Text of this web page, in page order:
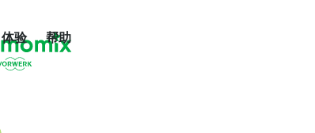
体验 帮助